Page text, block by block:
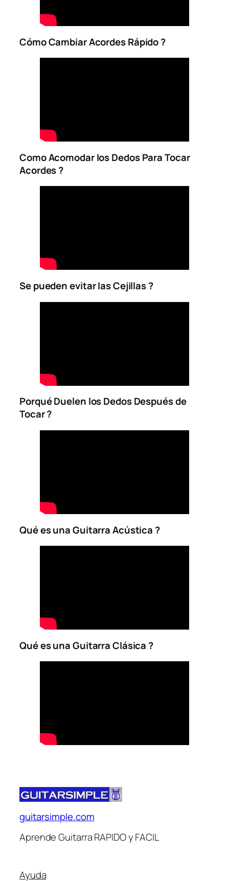
Cómo Cambiar Acordes Rápido ?
Como Acomodar los Dedos Para Tocar
Acordes ?
Se pueden evitar las Cejillas ?
Porqué Duelen los Dedos Después de
Tocar ?
Qué es una Guitarra Acústica ?
Qué es una Guitarra Clásica ?
guitarsimple.com
Aprende Guitarra RAPIDO y FACIL
Ayuda